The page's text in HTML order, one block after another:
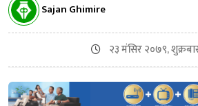
Sajan Ghimire
२३ मंसिर २०७९,